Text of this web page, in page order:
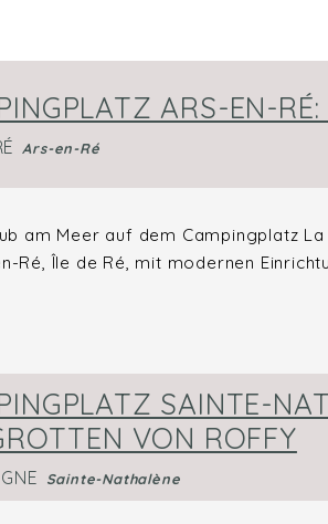
ARS-EN-RÉ:
Ars-en-Ré
am Meer auf dem Campingplatz
Ré, Île de Ré, mit modernen
SAINTE-
VON ROFFY
Sainte-Nathalène